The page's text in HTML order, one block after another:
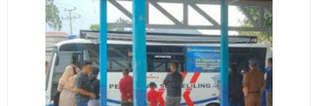
Polres Kuningan dan PAM Tirta Kamuning Salurakan
12 Ribu Liter
Uniku Jadi Tuan Rumah Pendampingan Penyusunan
Dokumen SPMI
Sudahkah Kita Merdeka Dari Hawa Nafsu?
Info Sembako di Pasar Kepuh Kuningan Kamis 6